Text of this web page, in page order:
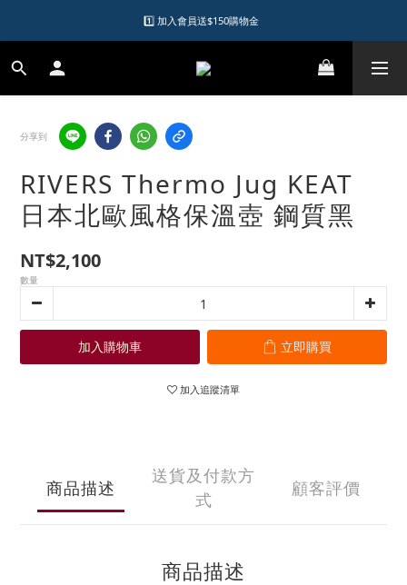
1️⃣ 加入會員送$150購物金
1️⃣ 加入會員送$150購物金
2️⃣ 購物滿千元再送升等購物金
1️⃣ 加入會員送$150購物金
分享到
RIVERS Thermo Jug KEAT
日本北歐風格保溫壺 鋼質黑
NT$2,100
數量
加入購物車 立即購買
加入追蹤清單
商品描述
送貨及付款方
式
顧客評價
商品描述